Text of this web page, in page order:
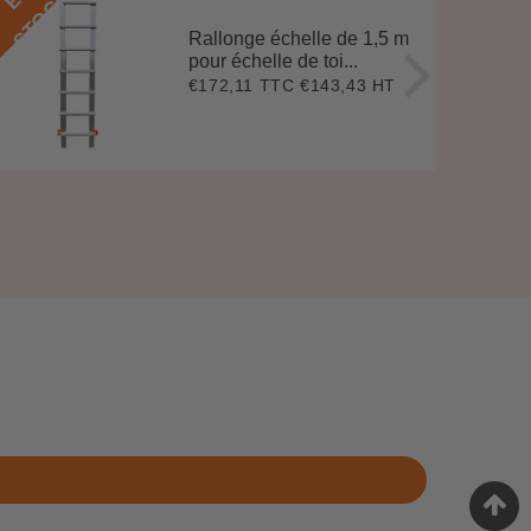
K
Rallonge échelle de 1,5 m
pour échelle de toi...
Prix
€172,11 TTC €172,11
€143,43 HT